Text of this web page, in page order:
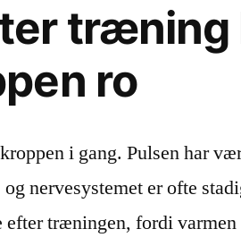
træning
ro
i gang. Pulsen har
nervesystemet er ofte
træningen, fordi